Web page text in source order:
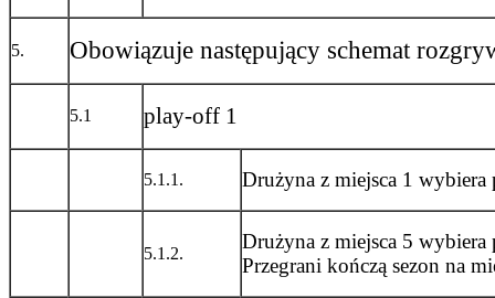
5. Obowiązuje następujący schemat
5.1 play-off 1
5.1.1. Drużyna z miejsca 1
5.1.2.
Drużyna z miejsca 5
Przegrani kończą sezon na